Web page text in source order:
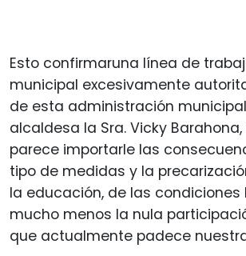
Esto confirmaruna línea de
municipal excesivamente
de esta administración
alcaldesa la Sra. Vicky
parece importarle las
tipo de medidas y la
la educación, de las condiciones
mucho menos la nula
que actualmente padece